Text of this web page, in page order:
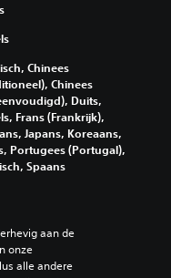
Chinees
Chinees
Duits,
Frans (Frankrijk),
Japans, Koreaans,
Portugees (Portugal),
Spaans
aan de
onze
alle andere